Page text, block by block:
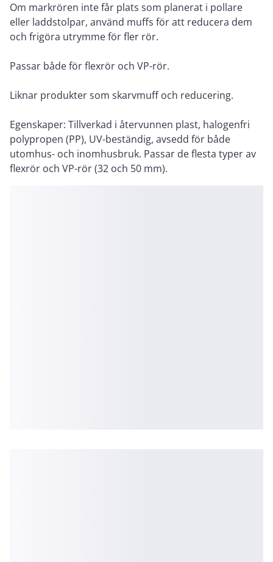
Om markrören inte får plats som planerat i pollare
eller laddstolpar, använd muffs för att reducera dem
och frigöra utrymme för fler rör.
Passar både för flexrör och VP-rör.
Liknar produkter som skarvmuff och reducering.
Egenskaper: Tillverkad i återvunnen plast, halogenfri
polypropen (PP), UV-beständig, avsedd för både
utomhus- och inomhusbruk. Passar de flesta typer av
flexrör och VP-rör (32 och 50 mm).